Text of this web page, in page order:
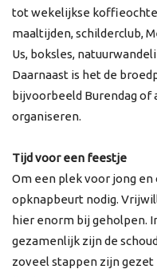
tot wekelijkse
maaltijden, schilderclub,
Us, boksles,
Daarnaast is het de
bijvoorbeeld Burendag
organiseren.
Tijd voor een feestje
Om een plek voor jong en
opknapbeurt nodig.
hier enorm bij geholpen.
gezamenlijk zijn de
zoveel stappen zijn